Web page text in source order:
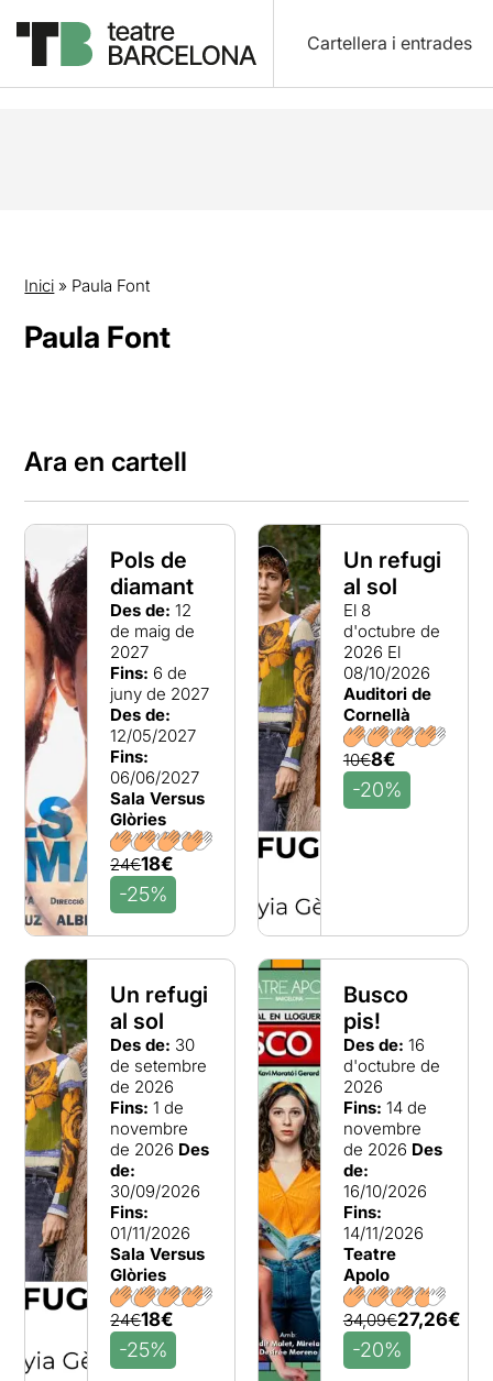
Cartellera i entrades
Inici » Paula Font
Paula Font
Ara en cartell
Pols de
diamant
Des de: 12
de maig de
2027
Fins: 6 de
juny de 2027
Des de:
12/05/2027
Fins:
06/06/2027
Sala Versus
Glòries
24€18€
-25%
Un refugi
al sol
El 8
d'octubre de
2026 El
08/10/2026
Auditori de
Cornellà
10€8€
-20%
Un refugi
al sol
Des de: 30
de setembre
de 2026
Fins: 1 de
novembre
de 2026 Des
de:
30/09/2026
Fins:
01/11/2026
Sala Versus
Glòries
24€18€
-25%
Busco
pis!
Des de: 16
d'octubre de
2026
Fins: 14 de
novembre
de 2026 Des
de:
16/10/2026
Fins:
14/11/2026
Teatre
Apolo
34,09€27,26€
-20%